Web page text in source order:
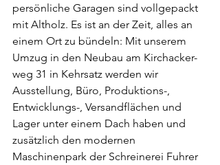
persönliche Garagen sind vollgepackt
mit Altholz. Es ist an der Zeit, alles an
einem Ort zu bündeln: Mit unserem
Umzug in den Neubau am Kirchacker-
weg 31 in Kehrsatz werden wir
Ausstellung, Büro, Produktions-,
Entwicklungs-, Versandflächen und
Lager unter einem Dach haben und
zusätzlich den modernen
Maschinenpark der Schreinerei Fuhrer